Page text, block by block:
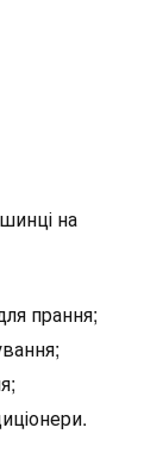
на
прання;